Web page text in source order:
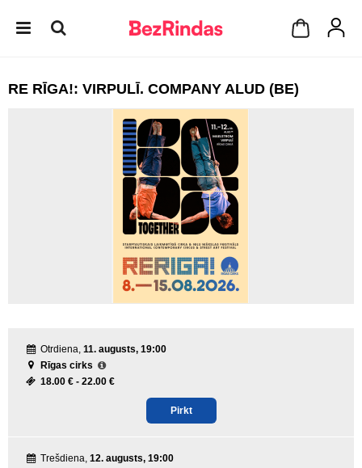
RE RĪGA!: VIRPULĪ. COMPANY ALUD (BE)
Otrdiena, 11. augusts, 19:00
Rīgas cirks
18.00 € - 22.00 €
Pirkt
Trešdiena, 12. augusts, 19:00